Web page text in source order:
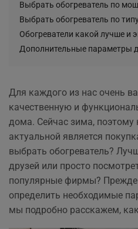
Выбрать обогреватель по
Выбрать обогреватель по
Обогреватели какой лучше и
Дополнительные параметры
Для каждого из нас очень
качественную и
дома. Сейчас зима,
актуальной является
выбрать обогреватель?
друзей или просто
популярные фирмы? Прежде
определить необходимые
мы подробно расскажем,